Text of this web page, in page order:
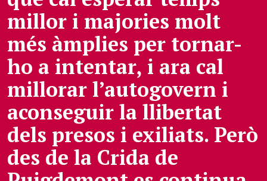
millor i majories molt
més àmplies per tornar-
ho a intentar, i ara cal
millorar l’autogovern i
aconseguir la llibertat
dels presos i exiliats. Però
des de la Crida de